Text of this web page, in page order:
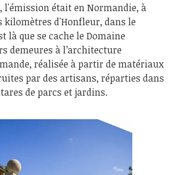
l'émission était en Normandie, à
kilomètres d'Honfleur, dans le
là que se cache le Domaine
demeures à l’architecture
réalisée à partir de matériaux
par des artisans, réparties dans
de parcs et jardins.